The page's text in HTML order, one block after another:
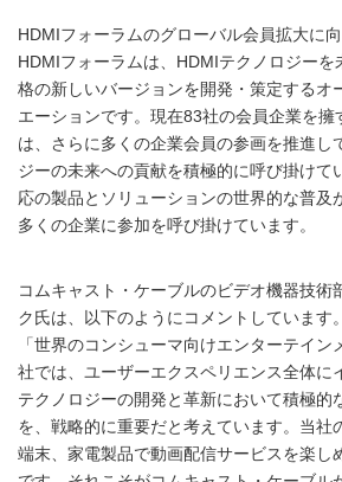
HDMIフォーラムのグローバル会員拡大に
HDMIフォーラムは、HDMIテクノロジーを
格の新しいバージョンを開発・策定するオ
エーションです。現在83社の会員企業を
は、さらに多くの企業会員の参画を推進し
ジーの未来への貢献を積極的に呼び掛けて
応の製品とソリューションの世界的な普及
多くの企業に参加を呼び掛けています。
コムキャスト・ケーブルのビデオ機器技術
ク氏は、以下のようにコメントしています。
「世界のコンシューマ向けエンターテイン
社では、ユーザーエクスペリエンス全体に
テクノロジーの開発と革新において積極的
を、戦略的に重要だと考えています。当社
端末、家電製品で動画配信サービスを楽し